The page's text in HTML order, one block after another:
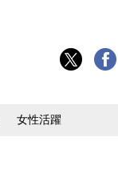
女性活躍